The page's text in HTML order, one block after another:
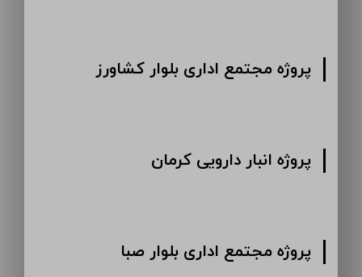
پروژه مجتمع اداری بلوار کشاورز
پروژه انبار دارویی کرمان
پروژه مجتمع اداری بلوار صبا